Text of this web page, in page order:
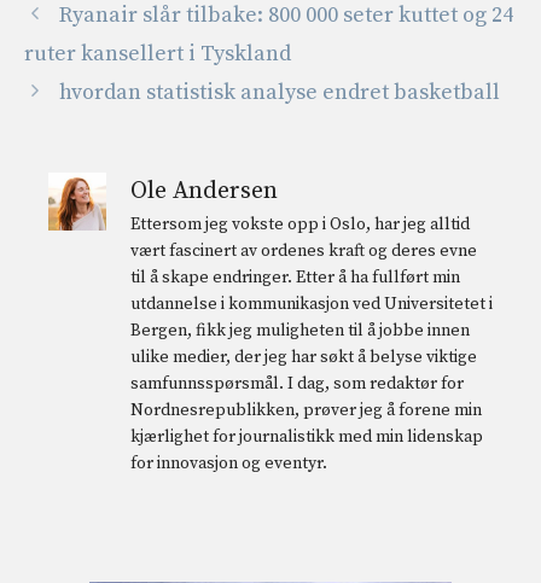
Ryanair slår tilbake: 800 000 seter kuttet og 24
ruter kansellert i Tyskland
hvordan statistisk analyse endret basketball
Ole Andersen
Ettersom jeg vokste opp i Oslo, har jeg alltid
vært fascinert av ordenes kraft og deres evne
til å skape endringer. Etter å ha fullført min
utdannelse i kommunikasjon ved Universitetet i
Bergen, fikk jeg muligheten til å jobbe innen
ulike medier, der jeg har søkt å belyse viktige
samfunnsspørsmål. I dag, som redaktør for
Nordnesrepublikken, prøver jeg å forene min
kjærlighet for journalistikk med min lidenskap
for innovasjon og eventyr.